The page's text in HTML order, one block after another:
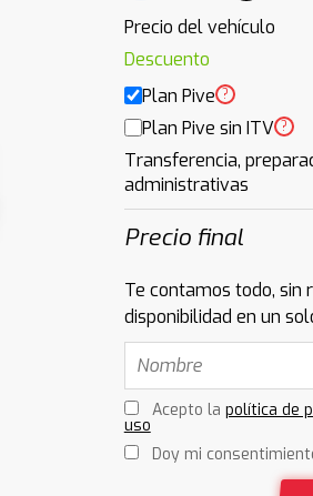
Precio del vehículo
Descuento
Plan Pive ?
Plan Pive sin ITV ?
Transferencia,
administrativas
Precio final
Te contamos todo, sin
disponibilidad en un
Acepto la política de
uso
Doy mi